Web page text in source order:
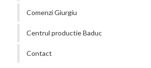
Comenzi Giurgiu
Centrul productie Baduc
Contact